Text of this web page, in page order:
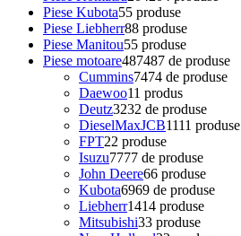
Piese Kubota55 produse
Piese Liebherr88 produse
Piese Manitou55 produse
Piese motoare487487 de produse
Cummins7474 de produse
Daewoo11 produs
Deutz3232 de produse
DieselMaxJCB1111 produse
FPT22 produse
Isuzu7777 de produse
John Deere66 produse
Kubota6969 de produse
Liebherr1414 produse
Mitsubishi33 produse